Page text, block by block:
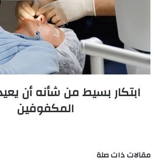
ابتكار بسيط من شأنه أن
المكفوفين
مقالات ذات صلة